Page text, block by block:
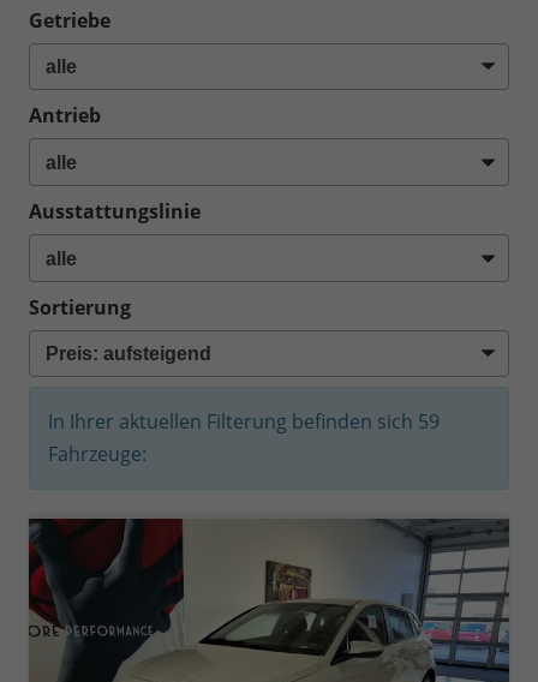
Getriebe
Antrieb
Ausstattungslinie
Sortierung
In Ihrer aktuellen Filterung befinden sich 59
Fahrzeuge: